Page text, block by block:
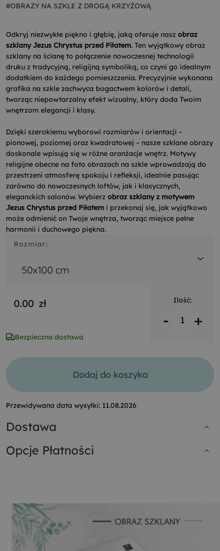
#OBRAZY NA SZKLE Z DROGĄ KRZYŻOWĄ
Odkryj niezwykłe piękno i głębię, jaką oferuje nasz obraz
szklany Jezus Chrystus przed Piłatem. Ten wyjątkowy obraz
szklany na ścianę to połączenie nowoczesnej technologii
druku z tradycyjną, religijną symboliką, co czyni go idealnym
dodatkiem do każdego pomieszczenia. Precyzyjnie wykonana
grafika na szkle zachwyca bogactwem kolorów i detali,
tworząc niepowtarzalny efekt wizualny, który doda Twoim
wnętrzom elegancji i klasy.
Dzięki szerokiemu wyborowi rozmiarów i orientacji –
pionowej, poziomej oraz kwadratowej – nasze szklane obrazy
doskonale wpisują się w różne aranżacje wnętrz. Motywy
religijne obecne na foto obrazach na szkle wprowadzają do
przestrzeni atmosferę spokoju i refleksji, idealnie pasując
zarówno do nowoczesnych loftów, jak i klasycznych,
eleganckich salonów. Wybierz obraz szklany z motywem
Jezus Chrystus przed Piłatem i przekonaj się, jak wyjątkowo
może odmienić on Twoje wnętrza, tworząc miejsce pełne
harmonii i duchowego piękna.
Rozmiar:
50x100 cm
0.00 zł
Bezpieczna dostawa
Ilość:
- +
Dodaj do koszyka
Przewidywana data wysyłki: 11.08.2026
Dostawa
Opcje Płatności